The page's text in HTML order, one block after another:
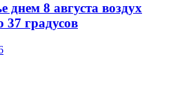
днем 8 августа воздух
37 градусов